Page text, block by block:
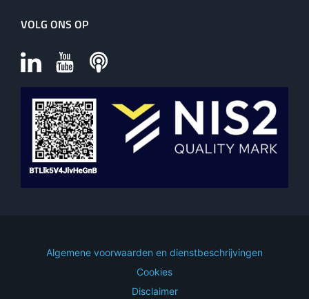
VOLG ONS OP
Algemene voorwaarden en dienstbeschrijvingen
Cookies
Disclaimer